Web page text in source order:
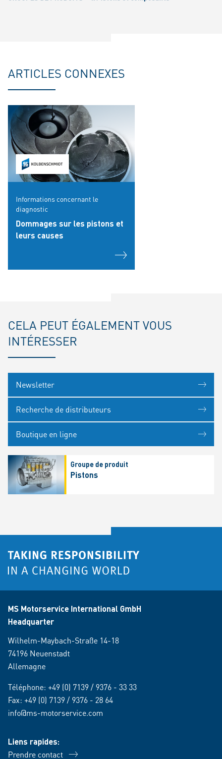
ARTICLES CONNEXES
Informations concernant le
diagnostic
Dommages sur les pistons et
leurs causes
CELA PEUT ÉGALEMENT VOUS
INTÉRESSER
Newsletter
Recherche de distributeurs
Boutique en ligne
Groupe de produit
Pistons
MS Motorservice International GmbH
Headquarter
Wilhelm-Maybach-Straße 14-18
74196 Neuenstadt
Allemagne
Téléphone: +49 (0) 7139 / 9376 - 33 33
Fax: +49 (0) 7139 / 9376 - 28 64
info@ms-motorservice.com
Liens rapides:
Prendre contact